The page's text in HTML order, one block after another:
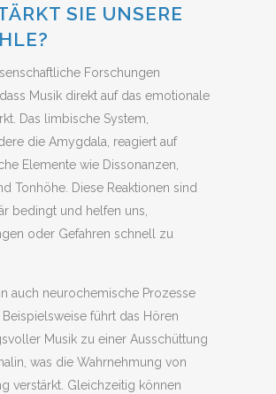
SIE UNSERE
Forschungen
Musik direkt auf das emotionale
Das limbische System,
die Amygdala, reagiert auf
Elemente wie Dissonanzen,
Tonhöhe. Diese Reaktionen sind
bedingt und helfen uns,
oder Gefahren schnell zu
auch neurochemische Prozesse
führt das Hören
Musik zu einer Ausschüttung
was die Wahrnehmung von
verstärkt. Gleichzeitig können